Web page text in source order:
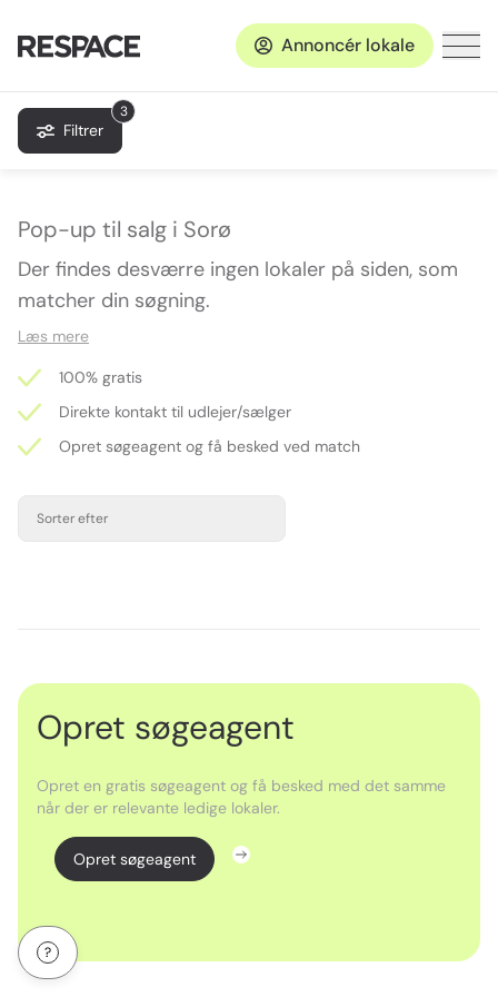
Annoncér lokale
3
Filtrer
Pop-up til salg i Sorø
Der findes desværre ingen lokaler på siden, som
matcher din søgning.
Læs mere
100% gratis
Direkte kontakt til udlejer/sælger
Opret søgeagent og få besked ved match
Sorter efter
Opret søgeagent
Opret en gratis søgeagent og få besked med det samme
når der er relevante ledige lokaler.
Opret søgeagent